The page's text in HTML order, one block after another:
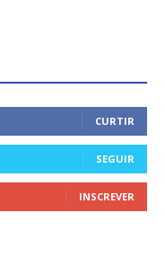
CURTIR
SEGUIR
INSCREVER